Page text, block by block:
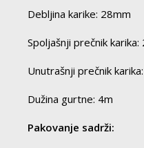
Debljina karike: 28mm
Spoljašnji prečnik karika:
Unutrašnji prečnik
Dužina gurtne: 4m
Pakovanje sadrži: